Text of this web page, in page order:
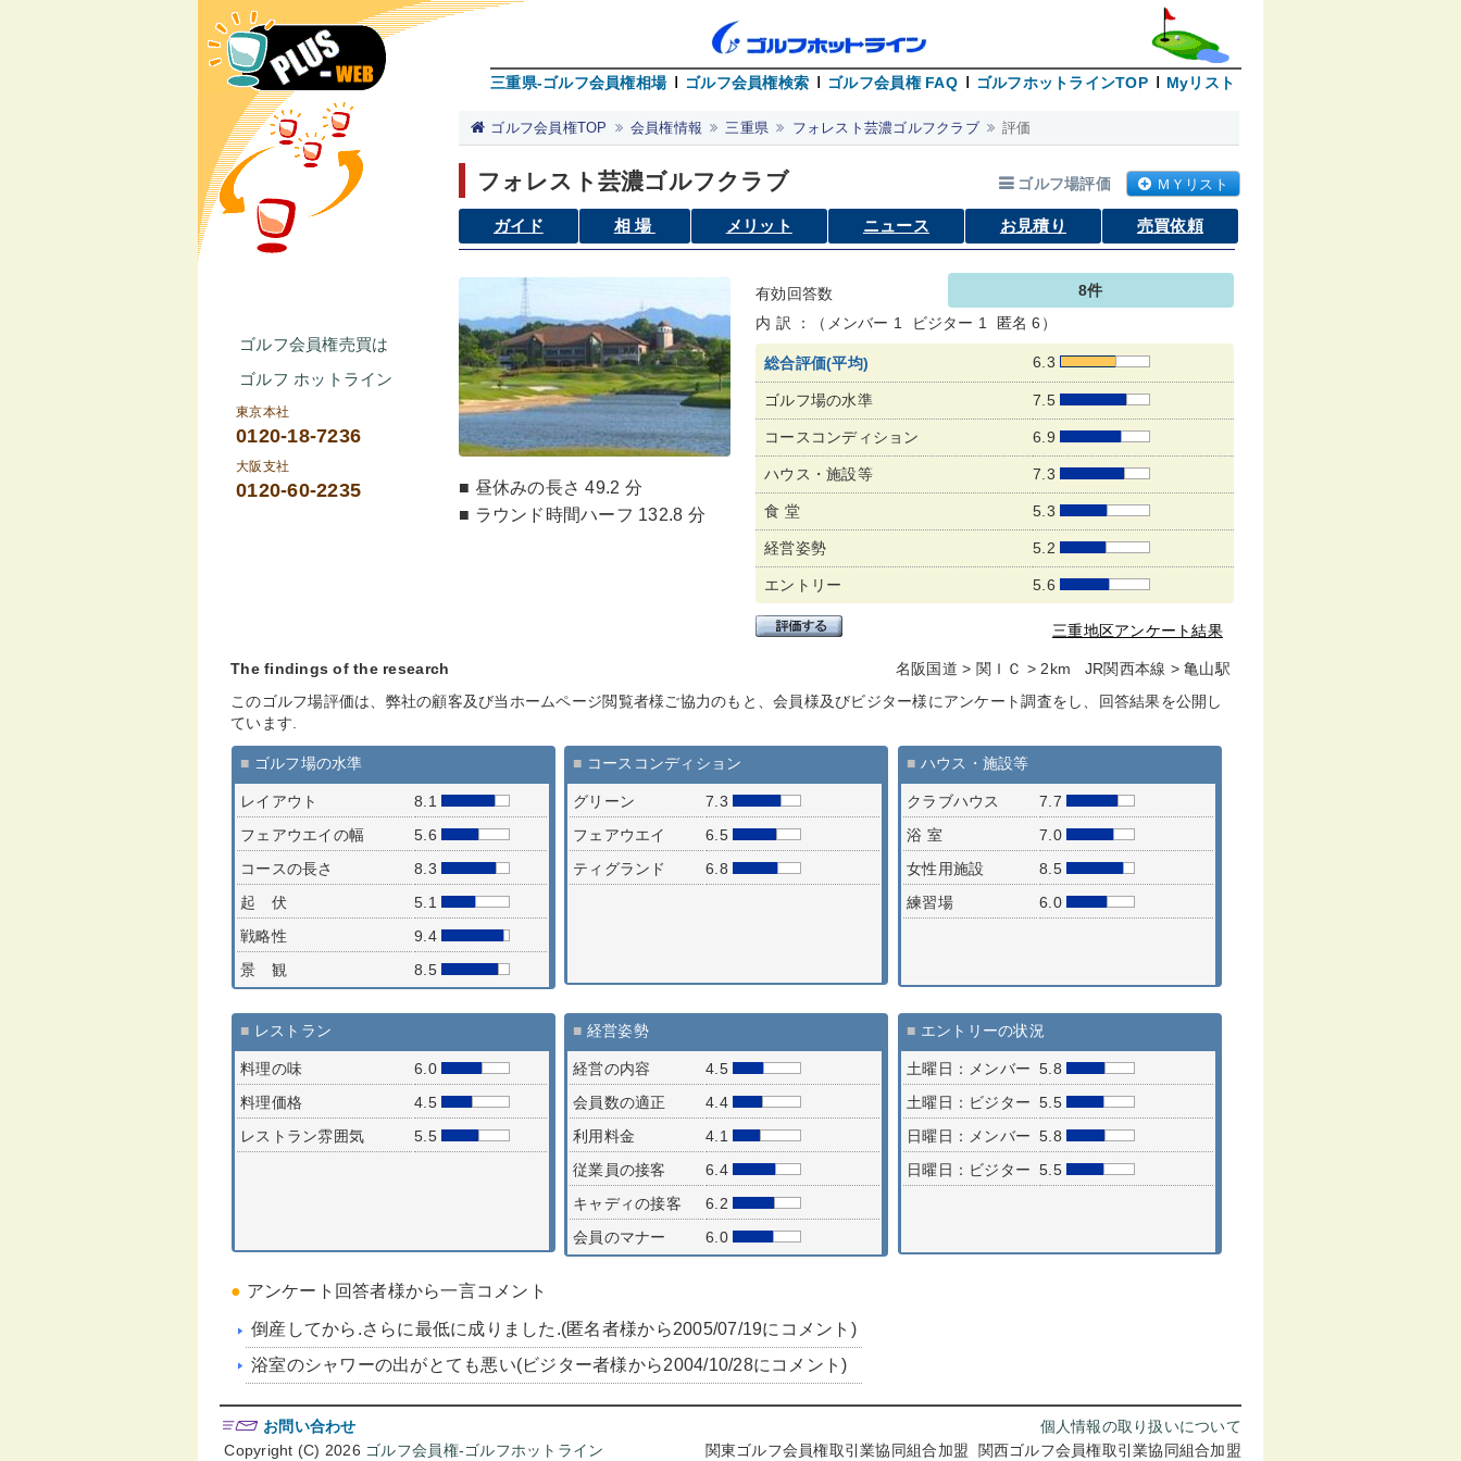
三重県-ゴルフ会員権相場 ゴルフ会員権検索 ゴルフ会員権 FAQ ゴルフホットラインTOP Myリスト
ゴルフ会員権売買は
ゴルフ ホットライン
東京本社
0120-18-7236
大阪支社
0120-60-2235
ゴルフ会員権TOP 会員権情報 三重県 フォレスト芸濃ゴルフクラブ 評価
フォレスト芸濃ゴルフクラブ ゴルフ場評価 ＭＹリスト
ガイド 相場 メリット ニュース お見積り 売買依頼
■ 昼休みの長さ 49.2 分
■ ラウンド時間ハーフ 132.8 分
有効回答数
8件
内 訳 ：（メンバー 1 ビジター 1 匿名 6）
総合評価(平均) 6.3
ゴルフ場の水準 7.5
コースコンディション 6.9
ハウス・施設等 7.3
食 堂 5.3
経営姿勢 5.2
エントリー 5.6
三重地区アンケート結果
The findings of the research
名阪国道 > 関ＩＣ > 2km JR関西本線 > 亀山駅
このゴルフ場評価は、弊社の顧客及び当ホームページ閲覧者様ご協力のもと、会員様及びビジター様にアンケート調査をし、回答結果を公開し
ています.
■ ゴルフ場の水準
レイアウト
8.1
フェアウエイの幅
5.6
コースの長さ
8.3
起 伏
5.1
戦略性
9.4
景 観
8.5
■ コースコンディション
グリーン
7.3
フェアウエイ
6.5
ティグランド
6.8
■ ハウス・施設等
クラブハウス
7.7
浴 室
7.0
女性用施設
8.5
練習場
6.0
■ レストラン
料理の味
6.0
料理価格
4.5
レストラン雰囲気
5.5
■ 経営姿勢
経営の内容
4.5
会員数の適正
4.4
利用料金
4.1
従業員の接客
6.4
キャディの接客
6.2
会員のマナー
6.0
■ エントリーの状況
土曜日：メンバー 5.8
土曜日：ビジター 5.5
日曜日：メンバー 5.8
日曜日：ビジター 5.5
● アンケート回答者様から一言コメント
倒産してから.さらに最低に成りました.(匿名者様から2005/07/19にコメント)
浴室のシャワーの出がとても悪い(ビジター者様から2004/10/28にコメント)
お問い合わせ
個人情報の取り扱いについて
Copyright (C) 2026 ゴルフ会員権-ゴルフホットライン 関東ゴルフ会員権取引業協同組合加盟 関西ゴルフ会員権取引業協同組合加盟